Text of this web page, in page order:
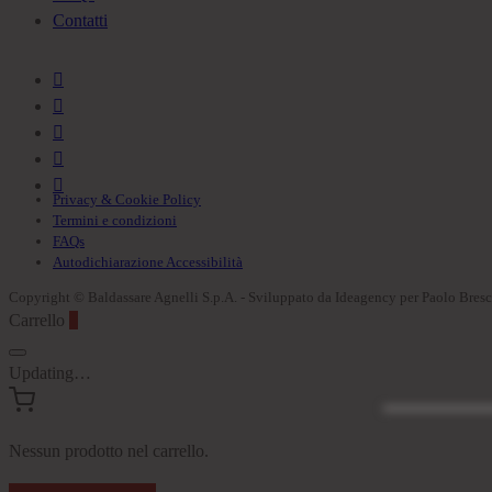
Contatti
Privacy & Cookie Policy
Termini e condizioni
FAQs
Autodichiarazione Accessibilità
Copyright © Baldassare Agnelli S.p.A. - Sviluppato da Ideagency per Paolo
Carrello
Updating…
Nessun prodotto nel carrello.